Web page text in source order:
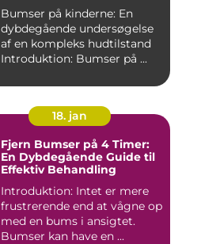
Bumser på kinderne: En
dybdegående undersøgelse
af en kompleks hudtilstand
Introduktion: Bumser på ...
18. jan
Fjern Bumser på 4 Timer:
En Dybdegående Guide til
Effektiv Behandling
Introduktion: Intet er mere
frustrerende end at vågne op
med en bums i ansigtet.
Bumser kan have en ...